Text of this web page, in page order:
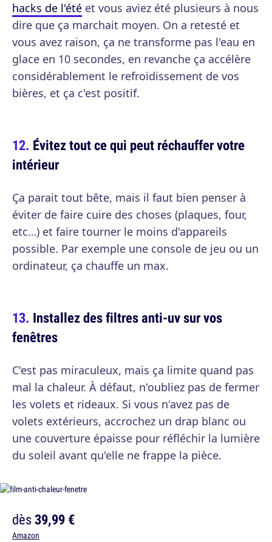
hacks de l'été et vous aviez été plusieurs à nous
dire que ça marchait moyen. On a retesté et
vous avez raison, ça ne transforme pas l'eau en
glace en 10 secondes, en revanche ça accélère
considérablement le refroidissement de vos
bières, et ça c'est positif.
Évitez tout ce qui peut réchauffer votre
intérieur
Ça parait tout bête, mais il faut bien penser à
éviter de faire cuire des choses (plaques, four,
etc…) et faire tourner le moins d'appareils
possible. Par exemple une console de jeu ou un
ordinateur, ça chauffe un max.
Installez des filtres anti-uv sur vos
fenêtres
C'est pas miraculeux, mais ça limite quand pas
mal la chaleur. À défaut, n'oubliez pas de fermer
les volets et rideaux. Si vous n'avez pas de
volets extérieurs, accrochez un drap blanc ou
une couverture épaisse pour réfléchir la lumière
du soleil avant qu'elle ne frappe la pièce.
dès39,99 €
Amazon